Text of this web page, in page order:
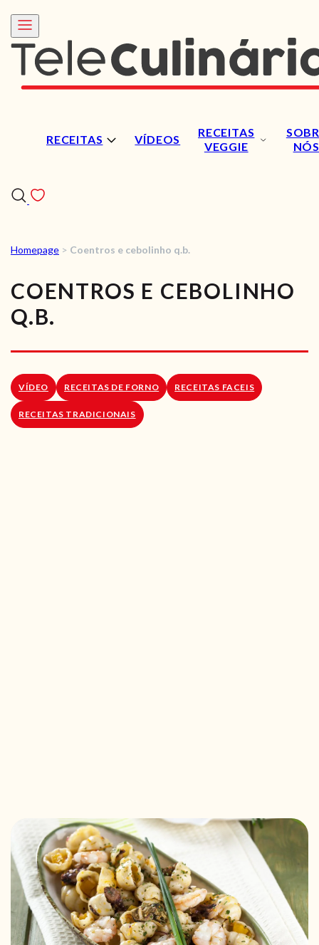
RECEITAS VÍDEOS
RECEITAS
VEGGIE
NÓS
RECEITAS
VÍDEOS
LOJA ONLINE
Homepage > Coentros e cebolinho q.b.
COENTROS E CEBOLINHO
Q.B.
VÍDEO RECEITAS DE FORNO RECEITAS FACEIS
RECEITAS TRADICIONAIS